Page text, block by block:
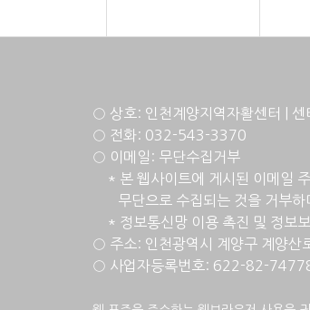
○ 상호: 인천계양지역자활센터 | 센
○ 전화: 032-543-3370
○ 이메일: 무단수집거부
* 본 웹사이트에 게시된 이메일 주
무단으로 수집되는 것을 거부하
* 정 보통신망 이용 촉진 및 정
○ 주소: 인천광역시 계양구 계양
○ 사업자등록번호: 622-82-